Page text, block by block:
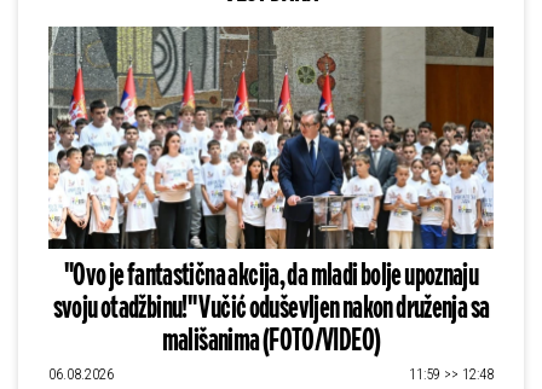
"Ovo je fantastična akcija, da mladi bolje upoznaju
svoju otadžbinu!" Vučić oduševljen nakon druženja sa
mališanima (FOTO/VIDEO)
06.08.2026 11:59 >> 12:48